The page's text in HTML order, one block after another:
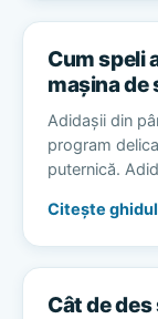
Cum speli
mașina de
Adidașii din
program
puternică.
Citește
Cât de